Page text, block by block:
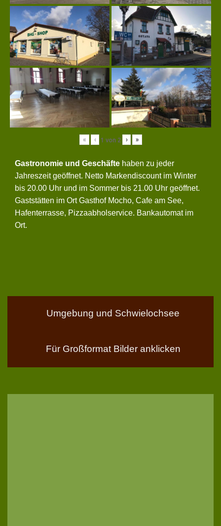
« ‹ 1 von 2 › »
Gastronomie und Geschäfte haben zu jeder
Jahreszeit geöffnet. Netto Markendiscount im Winter
bis 20.00 Uhr und im Sommer bis 21.00 Uhr geöffnet.
Gaststätten im Ort Gasthof Mocho, Cafe am See,
Hafenterrasse, Pizzaabholservice. Bankautomat im
Ort.
Umgebung und Schwielochsee
Für Großformat Bilder anklicken